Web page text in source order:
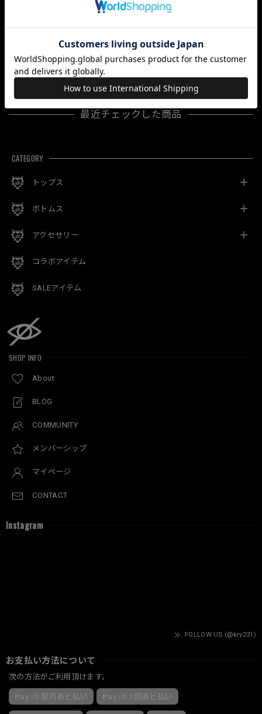
「KATA２」
¥7,150
「CANDLE」
¥4,180
「LUCKYBAG
最近チェックした商品
CATEGORY
トップス
ボトムス
アクセサリー
コラボアイテム
SALEアイテム
SHOP INFO
About
BLOG
COMMUNITY
メンバーシップ
マイページ
CONTACT
Instagram
FOLLOW US (@kry231)
お支払い方法について
次の方法がご利用頂けます。
Pay ID 翌月あと払い Pay ID 3回あと払い